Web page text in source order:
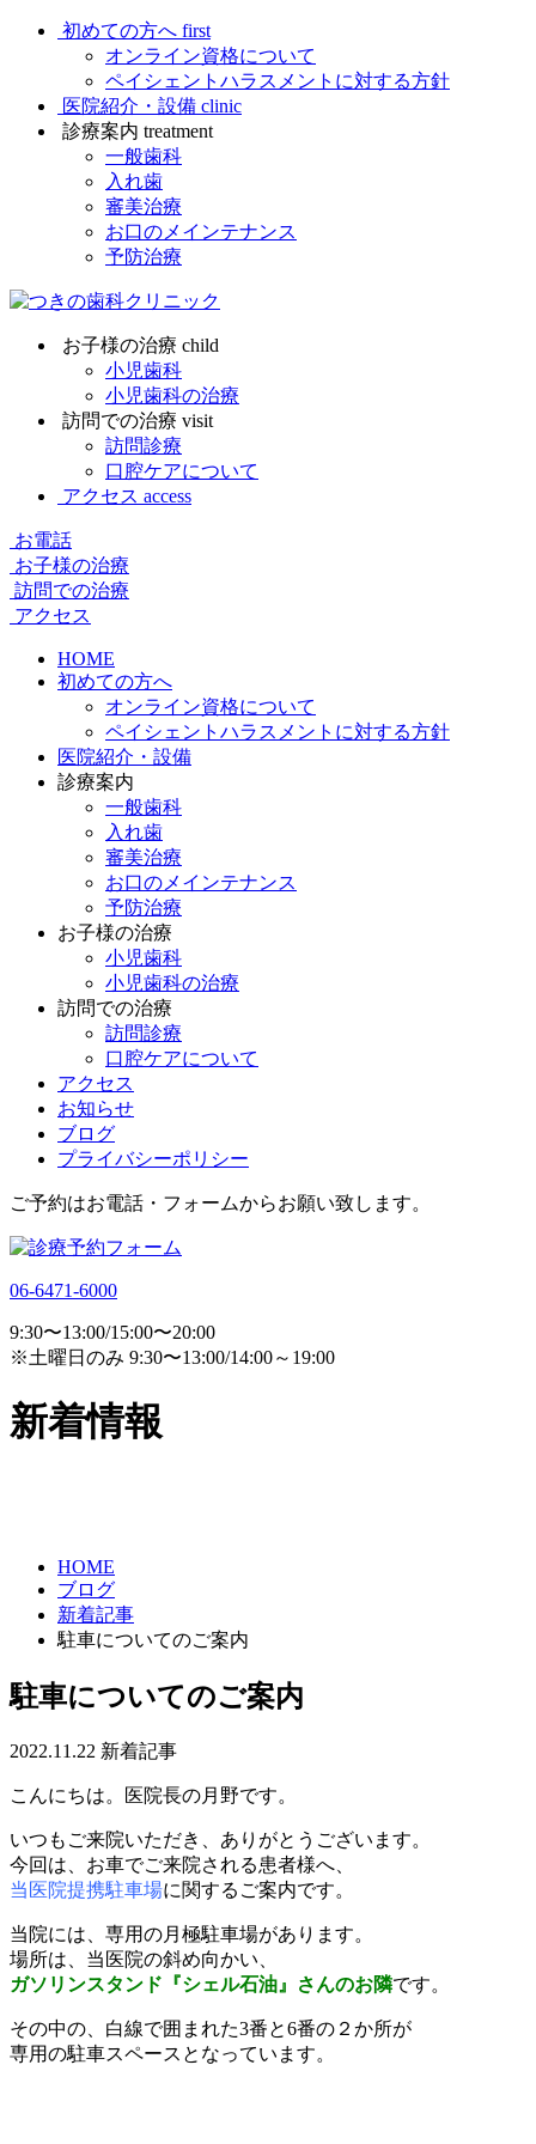
初めての方へ first
オンライン資格について
ペイシェントハラスメントに対する方針
医院紹介・設備 clinic
診療案内 treatment
一般歯科
入れ歯
審美治療
お口のメインテナンス
予防治療
お子様の治療 child
小児歯科
小児歯科の治療
訪問での治療 visit
訪問診療
口腔ケアについて
アクセス access
お電話
お子様の治療
訪問での治療
アクセス
HOME
初めての方へ
オンライン資格について
ペイシェントハラスメントに対する方針
医院紹介・設備
診療案内
一般歯科
入れ歯
審美治療
お口のメインテナンス
予防治療
お子様の治療
小児歯科
小児歯科の治療
訪問での治療
訪問診療
口腔ケアについて
アクセス
お知らせ
ブログ
プライバシーポリシー
ご予約はお電話・フォームからお願い致します。
06-6471-6000
9:30〜13:00/15:00〜20:00
※土曜日のみ 9:30〜13:00/14:00～19:00
新着情報
HOME
ブログ
新着記事
駐車についてのご案内
駐車についてのご案内
2022.11.22 新着記事
こんにちは。医院長の月野です。
いつもご来院いただき、ありがとうございます。
今回は、お車でご来院される患者様へ、
当医院提携駐車場に関するご案内です。
当院には、専用の月極駐車場があります。
場所は、当医院の斜め向かい、
ガソリンスタンド『シェル石油』さんのお隣です。
その中の、白線で囲まれた3番と6番の２か所が
専用の駐車スペースとなっています。